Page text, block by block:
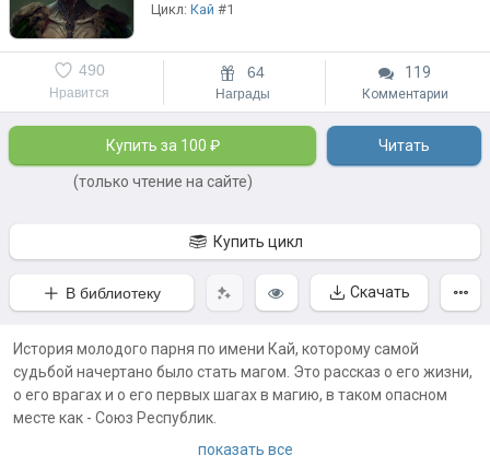
Цикл: Кай #1
Нравится
490 64
Награды
119
Комментарии
Купить за 100 ₽
(только чтение на сайте)
Читать
Купить цикл
В библиотеку Скачать
История молодого парня по имени Кай, которому самой
судьбой начертано было стать магом. Это рассказ о его жизни,
о его врагах и о его первых шагах в магию, в таком опасном
месте как - Союз Республик.
показать все